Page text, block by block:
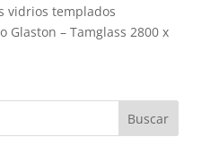
vidrios templados
– Tamglass 2800 x
Buscar